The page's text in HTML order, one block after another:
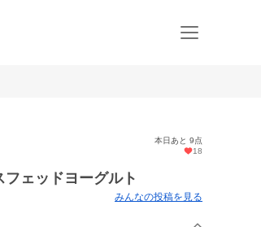
本日あと 9点
18
ェッドヨーグルト
みんなの投稿を見る